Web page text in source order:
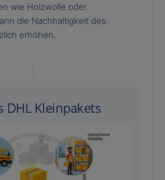
wie Holzwolle oder
die Nachhaltigkeit des
erhöhen.
DHL Kleinpakets